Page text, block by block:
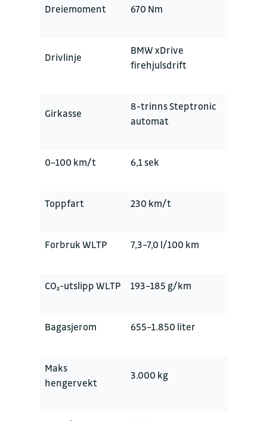
Dreiemoment 670 Nm
Drivlinje
BMW xDrive
firehjulsdrift
Girkasse
8-trinns Steptronic
automat
0–100 km/t 6,1 sek
Toppfart 230 km/t
Forbruk WLTP 7,3–7,0 l/100 km
CO₂-utslipp WLTP 193–185 g/km
Bagasjerom 655–1.850 liter
Maks
hengervekt
3.000 kg